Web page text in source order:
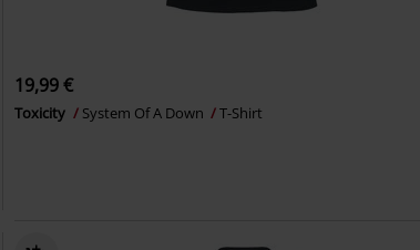
19,99 €
Toxicity System Of A Down T-Shirt